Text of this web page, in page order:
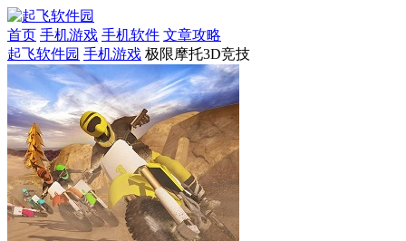
首页 手机游戏 手机软件 文章攻略
起飞软件园 手机游戏 极限摩托3D竞技